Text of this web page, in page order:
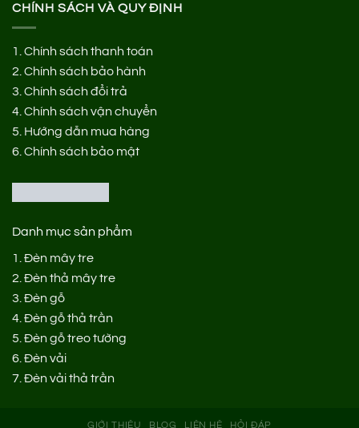
CHÍNH SÁCH VÀ QUY ĐỊNH
1. Chính sách thanh toán
2. Chính sách bảo hành
3. Chính sách đổi trả
4. Chính sách vận chuyển
5. Hướng dẫn mua hàng
6. Chính sách bảo mật
Danh mục sản phẩm
1. Đèn mây tre
2. Đèn thả mây tre
3. Đèn gỗ
4. Đèn gỗ thả trần
5. Đèn gỗ treo tường
6. Đèn vải
7. Đèn vải thả trần
GIỚI THIỆU BLOG LIÊN HỆ HỎI ĐÁP